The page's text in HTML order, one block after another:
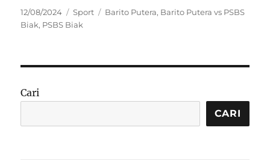
Posted
on
12/08/2024 Categories
Sport Tags
Barito Putera, Barito Putera vs PSBS
Biak, PSBS Biak
Cari
CARI